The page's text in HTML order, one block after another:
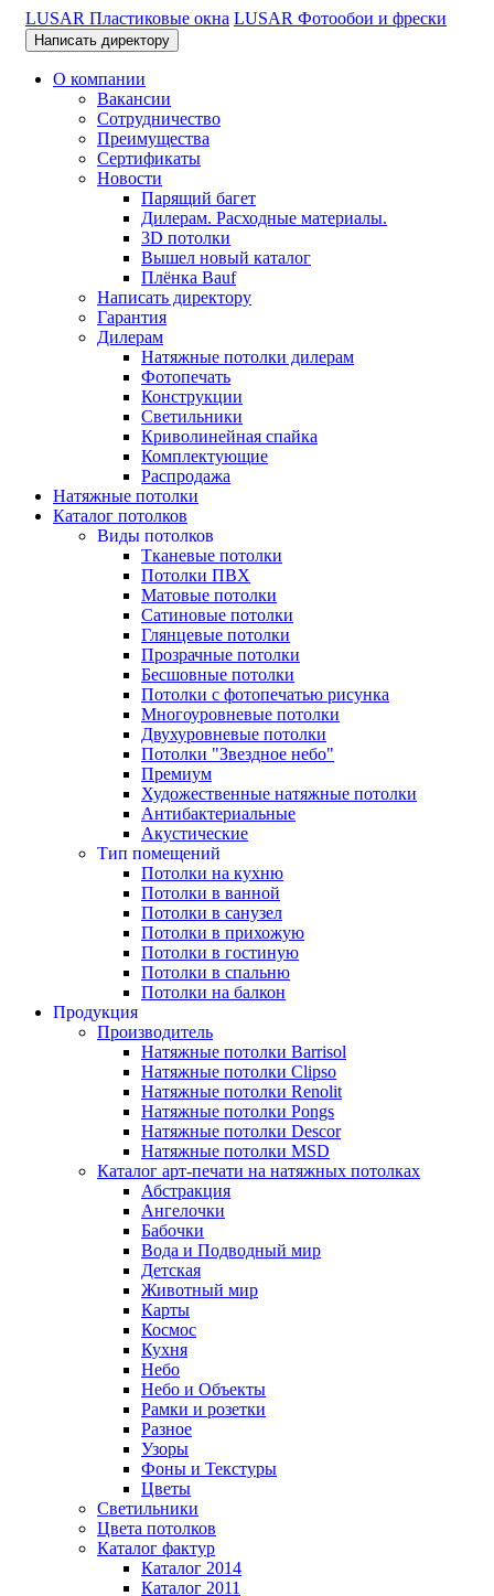
LUSAR Пластиковые окна LUSAR Фотообои и фрески
Написать директору
О компании
Вакансии
Сотрудничество
Преимущества
Сертификаты
Новости
Парящий багет
Дилерам. Расходные материалы.
3D потолки
Вышел новый каталог
Плёнка Bauf
Написать директору
Гарантия
Дилерам
Натяжные потолки дилерам
Фотопечать
Конструкции
Светильники
Криволинейная спайка
Комплектующие
Распродажа
Натяжные потолки
Каталог потолков
Виды потолков
Тканевые потолки
Потолки ПВХ
Матовые потолки
Сатиновые потолки
Глянцевые потолки
Прозрачные потолки
Бесшовные потолки
Потолки с фотопечатью рисунка
Многоуровневые потолки
Двухуровневые потолки
Потолки "Звездное небо"
Премиум
Художественные натяжные потолки
Антибактериальные
Акустические
Тип помещений
Потолки на кухню
Потолки в ванной
Потолки в санузел
Потолки в прихожую
Потолки в гостиную
Потолки в спальню
Потолки на балкон
Продукция
Производитель
Натяжные потолки Barrisol
Натяжные потолки Clipso
Натяжные потолки Renolit
Натяжные потолки Pongs
Натяжные потолки Descor
Натяжные потолки MSD
Каталог арт-печати на натяжных потолках
Абстракция
Ангелочки
Бабочки
Вода и Подводный мир
Детская
Животный мир
Карты
Космос
Кухня
Небо
Небо и Объекты
Рамки и розетки
Разное
Узоры
Фоны и Текстуры
Цветы
Светильники
Цвета потолков
Каталог фактур
Каталог 2014
Каталог 2011